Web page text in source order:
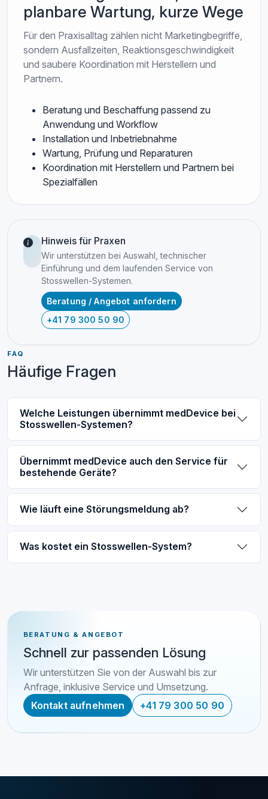
planbare Wartung, kurze Wege
Für den Praxisalltag zählen nicht Marketingbegriffe,
sondern Ausfallzeiten, Reaktionsgeschwindigkeit
und saubere Koordination mit Herstellern und
Partnern.
Beratung und Beschaffung passend zu
Anwendung und Workflow
Installation und Inbetriebnahme
Wartung, Prüfung und Reparaturen
Koordination mit Herstellern und Partnern bei
Spezialfällen
Hinweis für Praxen
Wir unterstützen bei Auswahl, technischer
Einführung und dem laufenden Service von
Stosswellen-Systemen.
Beratung / Angebot anfordern
+41 79 300 50 90
FAQ
Häufige Fragen
Welche Leistungen übernimmt medDevice bei
Stosswellen-Systemen?
Übernimmt medDevice auch den Service für
bestehende Geräte?
Wie läuft eine Störungsmeldung ab?
Was kostet ein Stosswellen-System?
BERATUNG & ANGEBOT
Schnell zur passenden Lösung
Wir unterstützen Sie von der Auswahl bis zur
Anfrage, inklusive Service und Umsetzung.
Kontakt aufnehmen
+41 79 300 50 90